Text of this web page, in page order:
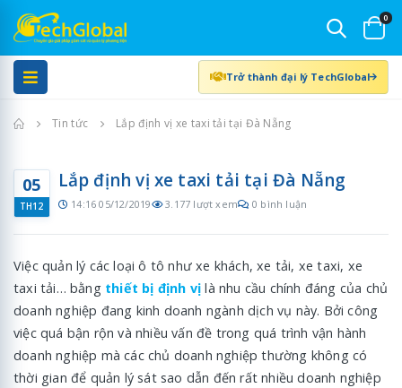
0
Trở thành đại lý TechGlobal
Trang chủ
Tin tức Lắp định vị xe taxi tải tại Đà Nẵng
05
TH12
Lắp định vị xe taxi tải tại Đà Nẵng
14:16 05/12/2019 3.177 lượt xem 0 bình luận
Việc quản lý các loại ô tô như xe khách, xe tải, xe taxi, xe
taxi tải… bằng thiết bị định vị là nhu cầu chính đáng của chủ
doanh nghiệp đang kinh doanh ngành dịch vụ này. Bởi công
việc quá bận rộn và nhiều vấn đề trong quá trình vận hành
doanh nghiệp mà các chủ doanh nghiệp thường không có
thời gian để quản lý sát sao dẫn đến rất nhiều doanh nghiệp